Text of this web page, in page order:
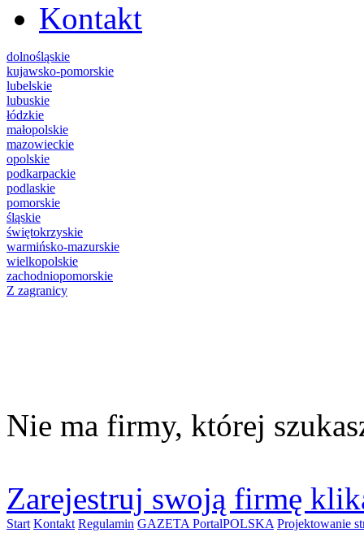
Kontakt
dolnośląskie
kujawsko-pomorskie
lubelskie
lubuskie
łódzkie
małopolskie
mazowieckie
opolskie
podkarpackie
podlaskie
pomorskie
śląskie
świętokrzyskie
warmińsko-mazurskie
wielkopolskie
zachodniopomorskie
Z zagranicy
Nie ma firmy, której
Zarejestruj swoją firmę
Start Kontakt Regulamin GAZETA PortalPOLSKA Projektowanie